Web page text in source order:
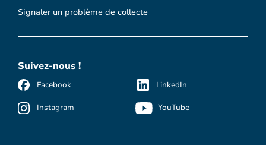
Signaler un problème de collecte
Suivez-nous !
Facebook
Instagram
LinkedIn
YouTube